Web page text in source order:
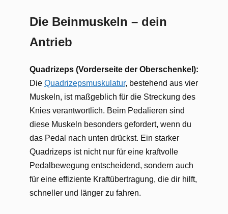
Die Beinmuskeln – dein
Antrieb
Quadrizeps (Vorderseite der Oberschenkel):
Die Quadrizepsmuskulatur, bestehend aus vier
Muskeln, ist maßgeblich für die Streckung des
Knies verantwortlich. Beim Pedalieren sind
diese Muskeln besonders gefordert, wenn du
das Pedal nach unten drückst. Ein starker
Quadrizeps ist nicht nur für eine kraftvolle
Pedalbewegung entscheidend, sondern auch
für eine effiziente Kraftübertragung, die dir hilft,
schneller und länger zu fahren.